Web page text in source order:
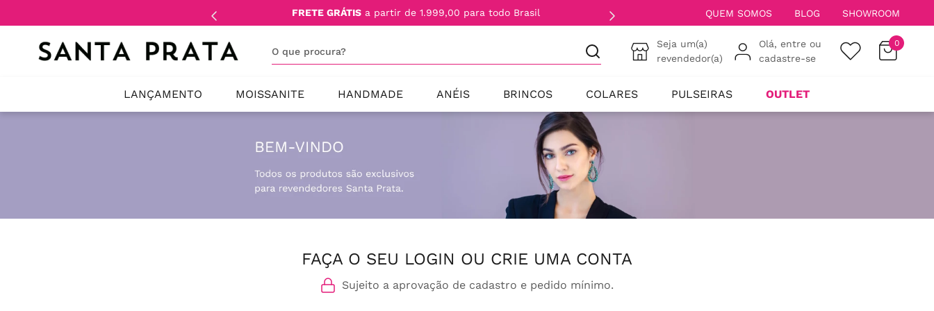
FRETE GRÁTIS a partir de 1.999,00 para todo Brasil QUEM SOMOS BLOG SHOWROOM
Seja um(a)
revendedor(a)
Olá, entre ou
cadastre-se
0
LANÇAMENTO MOISSANITE HANDMADE ANÉIS BRINCOS COLARES PULSEIRAS OUTLET
FAÇA O SEU LOGIN OU CRIE UMA CONTA
Sujeito a aprovação de cadastro e pedido mínimo.